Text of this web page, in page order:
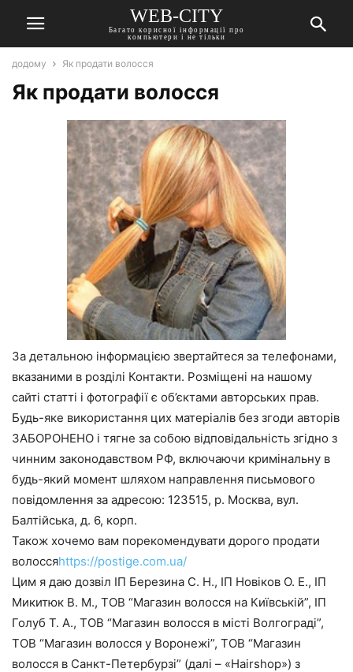
WEB-CITY
Багато корисної інформації про
компьютери і не тільки
додому Як продати волосся
Як продати волосся
За детальною інформацією звертайтеся за телефонами,
вказаними в розділі Контакти. Розміщені на нашому
сайті статті і фотографії є об’єктами авторських прав.
Будь-яке використання цих матеріалів без згоди авторів
ЗАБОРОНЕНО і тягне за собою відповідальність згідно з
чинним законодавством РФ, включаючи кримінальну в
будь-який момент шляхом направлення письмового
повідомлення за адресою: 123515, р. Москва, вул.
Балтійська, д. 6, корп.
Також хочемо вам порекомендувати дорого продати
волоссяhttps://postige.com.ua/
Цим я даю дозвіл ІП Березина С. Н., ІП Новіков О. Е., ІП
Микитюк В. М., ТОВ “Магазин волосся на Київській”, ІП
Голуб Т. А., ТОВ “Магазин волосся в місті Волгограді”,
ТОВ “Магазин волосся у Воронежі”, ТОВ “Магазин
волосся в Санкт-Петербурзі” (далі – «Hairshop») з